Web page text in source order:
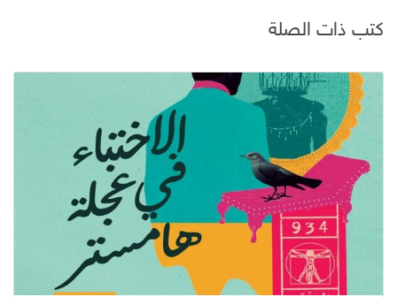
كتب ذات الصلة